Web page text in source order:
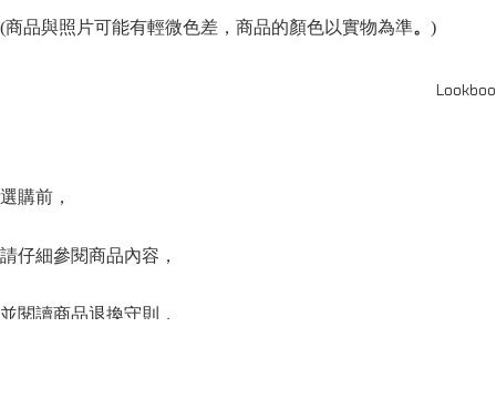
(商品與照片可能有輕微色差，商品的顏色以實物為準。 )
選購前，
請仔細參閱商品內容，
並閱讀商品退換守則，